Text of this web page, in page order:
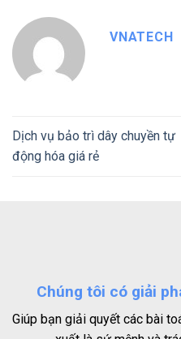
VNATECH
Dịch vụ bảo trì dây chuyền tự
động hóa giá rẻ
Chúng tôi có giải
Giúp bạn giải quyết các bài